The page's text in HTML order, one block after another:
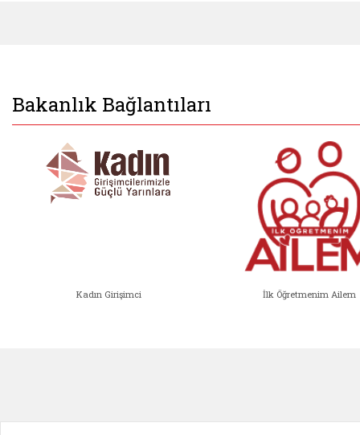
Bakanlık Bağlantıları
Kadın Girişimci İlk Öğretmenim Ailem